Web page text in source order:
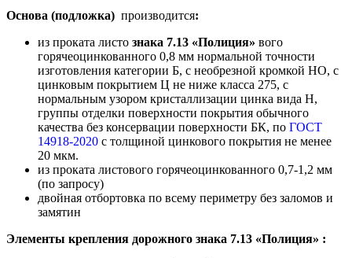
Основа (подложка) производится:
из проката листо знака 7.13 «Полиция» вого
горячеоцинкованного 0,8 мм нормальной точности
изготовления категории Б, с необрезной кромкой НО, с
цинковым покрытием Ц не ниже класса 275, с
нормальным узором кристаллизации цинка вида Н,
группы отделки поверхности покрытия обычного
качества без консервации поверхности БК, по ГОСТ
14918-2020 с толщиной цинкового покрытия не менее
20 мкм.
из проката листового горячеоцинкованного 0,7-1,2 мм
(по запросу)
двойная отбортовка по всему периметру без заломов и
замятин
Элементы крепления дорожного знака 7.13 «Полиция» :